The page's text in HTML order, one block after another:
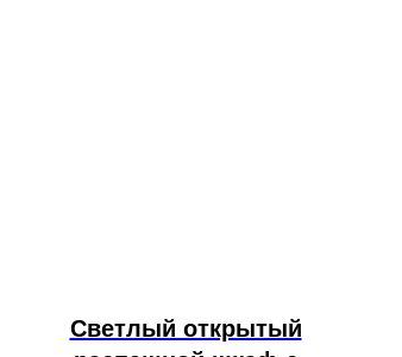
Светлый открытый